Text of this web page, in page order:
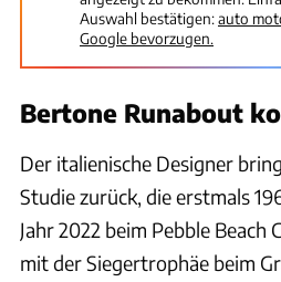
Auswahl bestätigen:auto
Google bevorzugen.
Bertone Runabout
Der italienische Designer
Studie zurück, die erstmals
Jahr 2022 beim Pebble Beach
mit der Siegertrophäe beim